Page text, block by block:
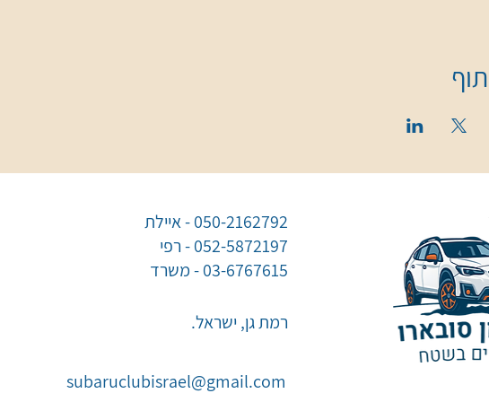
050-2162792 - איילת
052-5872197 - רפי
03-6767615 - משרד
רמת גן, ישראל.
subaruclubisrael@gmail.com